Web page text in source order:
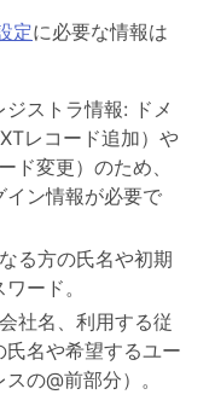
定に必要な情報は
ストラ情報: ドメ
レコード追加）や
ド変更）のため、
イン情報が必要で
る方の氏名や初期
ード。
社名、利用する従
名や希望するユー
の@前部分）。